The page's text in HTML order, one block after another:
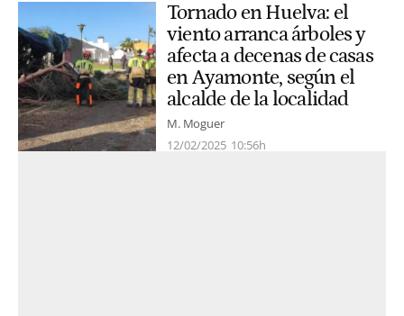
Tornado en Huelva: el
viento arranca árboles y
afecta a decenas de casas
en Ayamonte, según el
alcalde de la localidad
M. Moguer
12/02/2025 10:56h